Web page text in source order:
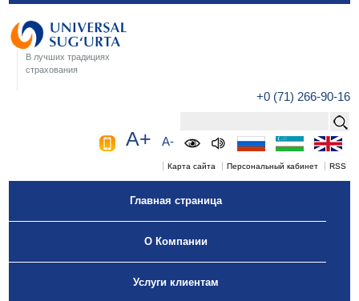
В лучших традициях
страхования
+0 (71) 266-90-16
A+ A-
Карта сайта Персональный кабинет RSS
Главная страница
О Компании
Услуги клиентам